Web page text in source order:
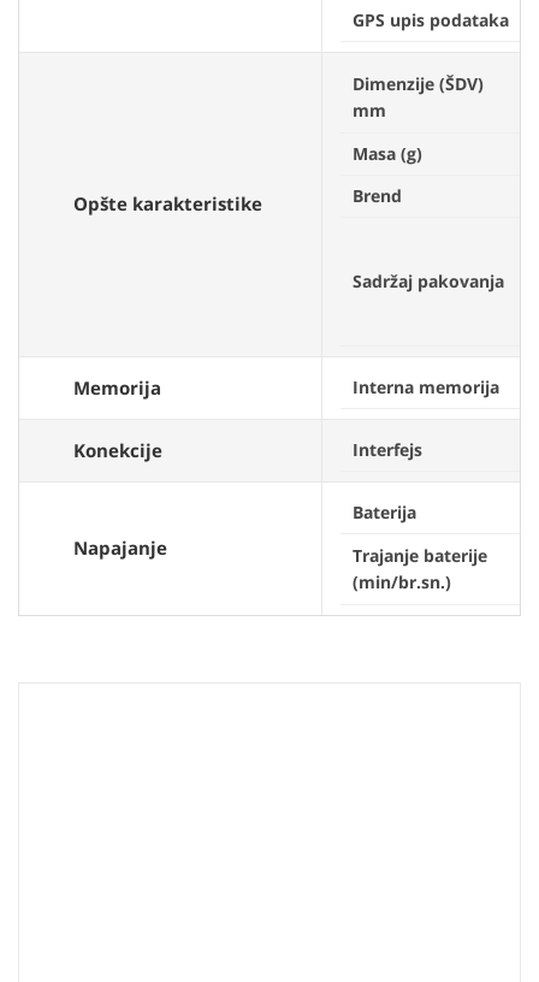
GPS upis podataka
Opšte karakteristike
Dimenzije (ŠDV)
mm
Masa (g)
Brend
Sadržaj pakovanja
Memorija Interna memorija
Konekcije Interfejs
Napajanje
Baterija
Trajanje baterije
(min/br.sn.)